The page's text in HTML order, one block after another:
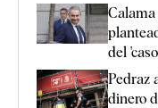
del
Pedraz
dinero